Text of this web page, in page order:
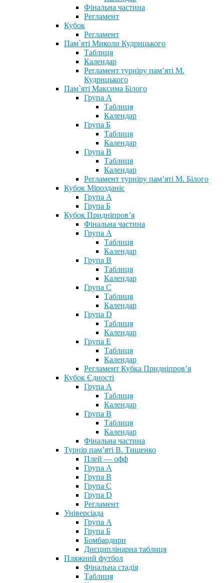
Фінальна частина
Регламент
Кубок
Регламент
Пам`яті Миколи Кудрицького
Таблиця
Календар
Регламент турніру пам’яті М.
Кудрицького
Пам`яті Максима Білого
Група А
Таблиця
Календар
Група Б
Таблиця
Календар
Група В
Таблиця
Календар
Регламент турніру пам’яті М. Білого
Кубок Мірозданіє
Група А
Група Б
Кубок Придніпров’я
Фінальна частина
Група А
Таблиця
Календар
Група В
Таблиця
Календар
Група С
Таблиця
Календар
Група D
Таблиця
Календар
Група Е
Таблиця
Календар
Регламент Кубка Придніпров’я
Кубок Єдності
Група А
Таблиця
Календар
Група В
Таблиця
Календар
Фінальна частина
Турнір пам’яті В. Тищенко
Плей — офф
Група А
Група B
Група С
Група D
Регламент
Універсіада
Група А
Група Б
Бомбардири
Дисциплінарна таблиця
Пляжний футбол
Фінальна стадія
Таблиця